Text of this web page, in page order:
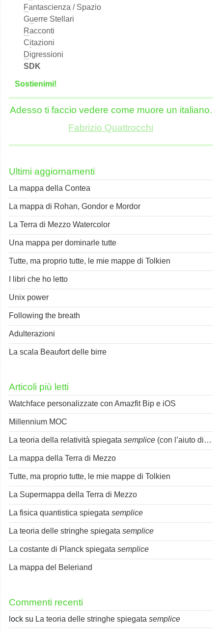
Fantascienza / Spazio
Guerre Stellari
Racconti
Citazioni
Digressioni
SDK
Sostienimi!
Adesso ti faccio vedere come muore un italiano.
Fabrizio Quattrocchi
Ultimi aggiornamenti
La mappa della Contea
La mappa di Rohan, Gondor e Mordor
La Terra di Mezzo Watercolor
Una mappa per dominarle tutte
Tutte, ma proprio tutte, le mie mappe di Tolkien
I libri che ho letto
Unix power
Following the breath
Adulterazioni
La scala Beaufort delle birre
Articoli più letti
Watchface personalizzate con Amazfit Bip e iOS
Millennium MOC
La teoria della relatività spiegata semplice (con l’aiuto di Spok)
La mappa della Terra di Mezzo
Tutte, ma proprio tutte, le mie mappe di Tolkien
La Supermappa della Terra di Mezzo
La fisica quantistica spiegata semplice
La teoria delle stringhe spiegata semplice
La costante di Planck spiegata semplice
La mappa del Beleriand
Commenti recenti
lock su La teoria delle stringhe spiegata semplice